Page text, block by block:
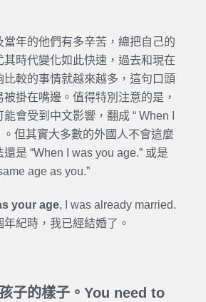
當年的他們有多辛苦，總把自己的
其時代變化如此快速，過去和現在
比較的事情就越來越多，這句口頭
掛在嘴邊。值得特別注意的是，
會受到中文影響，翻成 “ When I
。但其實大多數的外國人不會這麼
是 “When I was you age.” 或是
age as you.”
your age, I was already married.
年紀時，我已經結婚了。
子的樣子。You need to